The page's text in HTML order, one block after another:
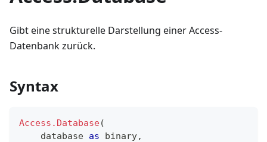
Gibt eine strukturelle Darstellung einer Access-
Datenbank zurück.
Syntax
Access.Database(
    database
as binary,